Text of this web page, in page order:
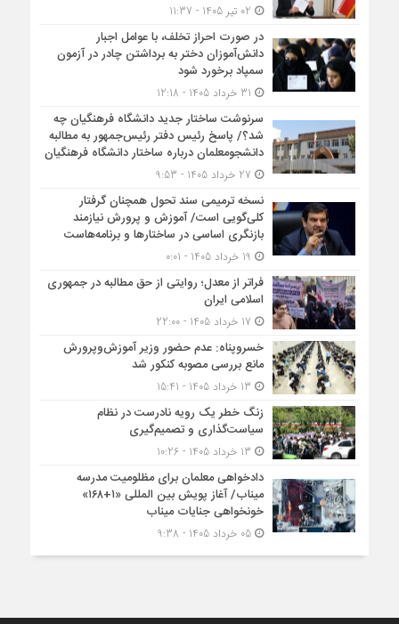
در صورت احراز تخلف، با عوامل اجبار
دانش‌آموزان دختر به برداشتن چادر در آزمون
سمپاد برخورد شود
سرنوشت ساختار جدید دانشگاه فرهنگیان چه
شد؟/ پاسخ رئیس دفتر رئیس‌جمهور به مطالبه
دانشجومعلمان درباره ساختار دانشگاه فرهنگیان
نسخه ترمیمی سند تحول همچنان گرفتار
کلی‌گویی است/ آموزش و پرورش نیازمند
بازنگری اساسی در ساختارها و برنامه‌هاست
فراتر از معدل؛ روایتی از حق مطالبه در جمهوری
اسلامی ایران
خسروپناه: عدم حضور وزیر آموزش‌وپرورش
مانع بررسی مصوبه کنکور شد
زنگ خطر یک رویه نادرست در نظام
سیاست‌گذاری و تصمیم‌گیری
دادخواهی معلمان برای مظلومیت مدرسه
میناب/ آغاز پویش بین المللی «۱+۱۶۸»
خونخواهی جنایات میناب
05 خرداد 1405 - 9:38